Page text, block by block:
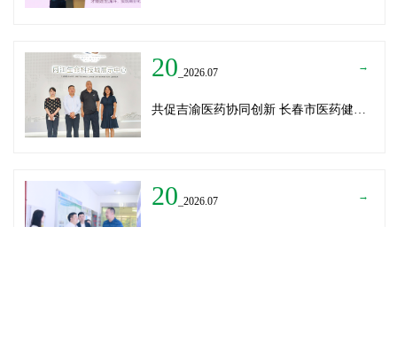
20 _2026.07 →
共促吉渝医药协同创新 长春市医药健康局与威斯腾生物走访重庆两江生命科技城
20 _2026.07 →